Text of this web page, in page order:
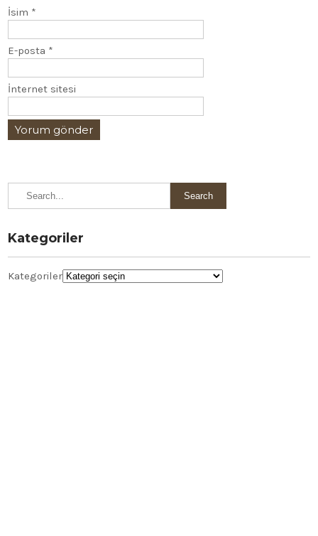
İsim *
E-posta *
İnternet sitesi
Kategoriler
Kategoriler